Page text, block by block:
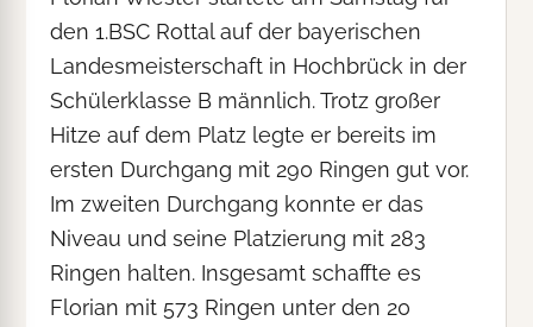
den 1.BSC Rottal auf der bayerischen
Landesmeisterschaft in Hochbrück in der
Schülerklasse B männlich. Trotz großer
Hitze auf dem Platz legte er bereits im
ersten Durchgang mit 290 Ringen gut vor.
Im zweiten Durchgang konnte er das
Niveau und seine Platzierung mit 283
Ringen halten. Insgesamt schaffte es
Florian mit 573 Ringen unter den 20